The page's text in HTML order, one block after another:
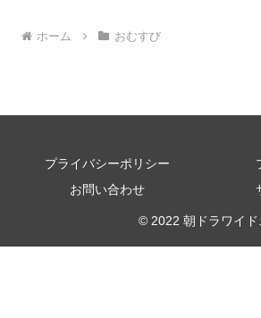
ホーム おむすび
プライバシーポリシー
お問い合わせ
© 2022 朝ドラワイド.